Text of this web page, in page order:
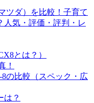
ツダ）を比較！子育て
人気・評価・評判・レ
とは？）
！
の比較（スペック・広
は？